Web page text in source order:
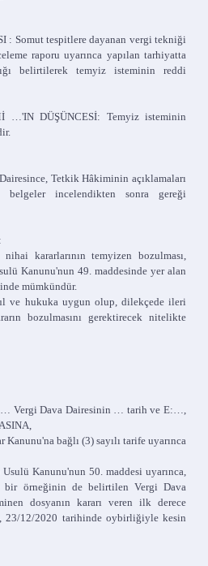
: Somut tespitlere dayanan vergi tekniği
raporu uyarınca yapılan tarhiyatta
belirtilerek temyiz isteminin reddi
…'IN DÜŞÜNCESİ: Temyiz isteminin
Tetkik Hâkiminin açıklamaları
incelendikten sonra gereği
kararlarının temyizen bozulması,
Kanunu'nun 49. maddesinde yer alan
mümkündür.
ve hukuka uygun olup, dilekçede ileri
bozulmasını gerektirecek nitelikte
Vergi Dava Dairesinin … tarih ve E:…,
Kanunu'na bağlı (3) sayılı tarife uyarınca
Usulü Kanunu'nun 50. maddesi uyarınca,
bir örneğinin de belirtilen Vergi Dava
dosyanın kararı veren ilk derece
23/12/2020 tarihinde oybirliğiyle kesin